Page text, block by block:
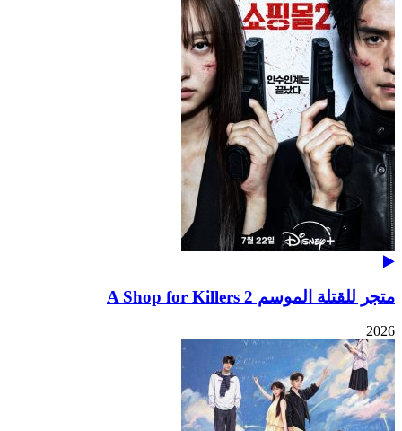
متجر للقتلة الموسم 2 A Shop for Killers
2026